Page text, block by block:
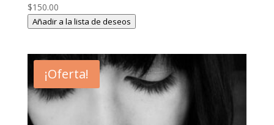
Valorado
con
4.00
de 5
$150.00
Añadir a la lista de deseos
¡Oferta!